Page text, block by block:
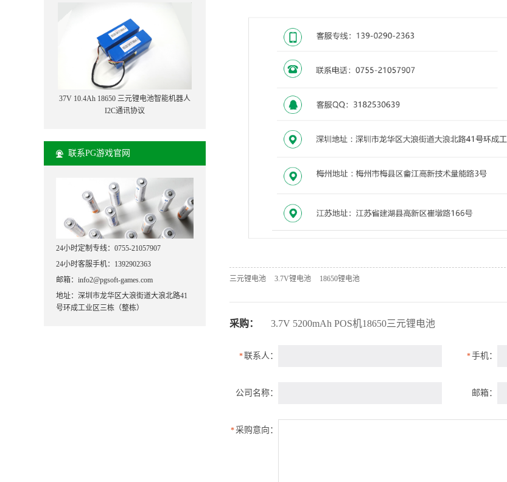
三元锂电池 3.7V锂电池 18650锂电池
采购： 3.7V 5200mAh POS机18650三元锂电池
*联系人： *手机：
公司名称： 邮箱：
*采购意向：
37V 10.4Ah 18650 三元锂电池智能机器人
I2C通讯协议
联系PG游戏官网
24小时定制专线：0755-21057907
24小时客服手机：1392902363
邮箱：info2@pgsoft-games.com
地址：深圳市龙华区大浪街道大浪北路41
号环成工业区三栋（整栋）